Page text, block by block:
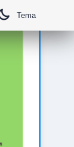
Tema